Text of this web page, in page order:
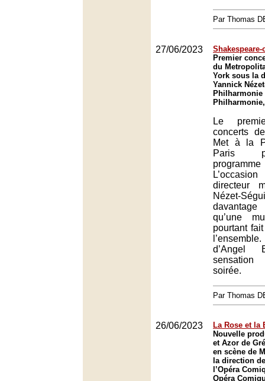
Par Thomas
27/06/2023
Premier
du
York sous la
Yannick
Philharmonie
Le
concerts
Met à la
Paris
directeur
Nézet-
qu’une
pourtant
soirée.
Par Thomas
26/06/2023
La Rose et la
Nouvelle
et Azor de
en scène de
la direction
l’Opéra
Opéra